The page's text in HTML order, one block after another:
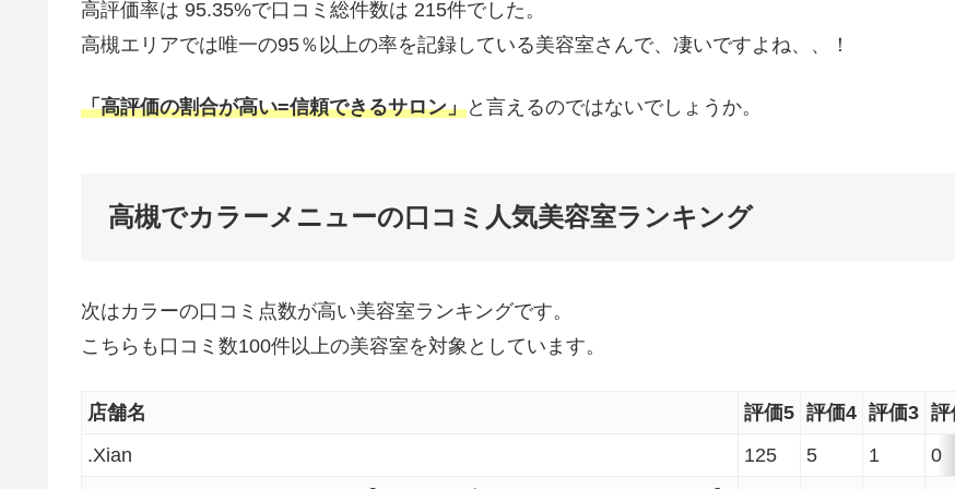
高評価率は 95.35%で口コミ総件数は 215件でした。
高槻エリアでは唯一の95％以上の率を記録している美容室さんで、凄いですよね、、！
「高評価の割合が高い=信頼できるサロン」と言えるのではないでしょうか。
高槻でカラーメニューの口コミ人気美容室ランキング
次はカラーの口コミ点数が高い美容室ランキングです。
こちらも口コミ数100件以上の美容室を対象としています。
店舗名 評価5 評価4 評価3 評価2
.Xian
125 5 1 0